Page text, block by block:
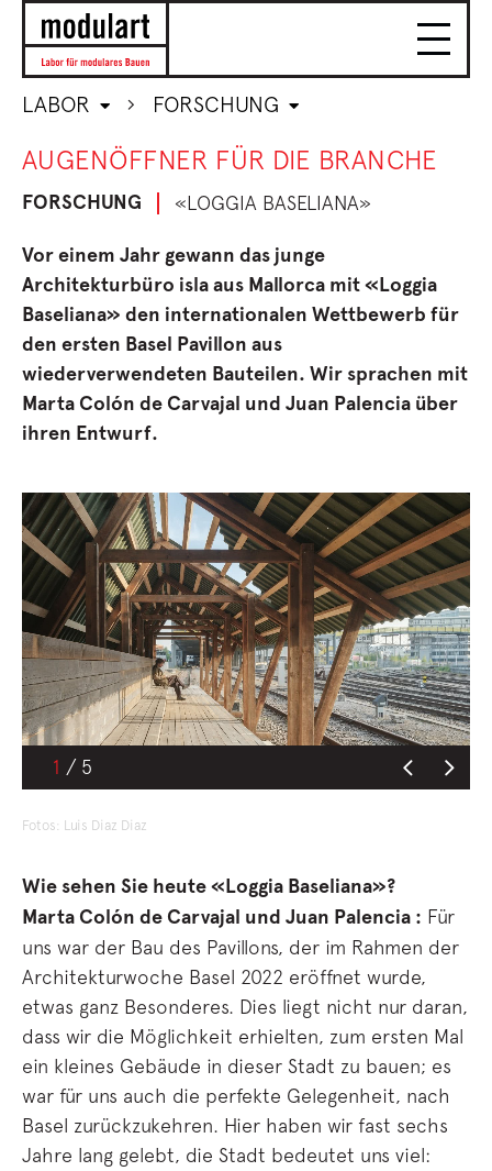
LABOR FORSCHUNG
AUGENÖFFNER FÜR DIE BRANCHE
FORSCHUNG «LOGGIA BASELIANA»
Vor einem Jahr gewann das junge
Architekturbüro isla aus Mallorca mit «Loggia
Baseliana» den internationalen Wettbewerb für
den ersten Basel Pavillon aus
wiederverwendeten Bauteilen. Wir sprachen mit
Marta Colón de Carvajal und Juan Palencia über
ihren Entwurf.
1
Fotos: Luis Diaz Diaz
Wie sehen Sie heute «Loggia Baseliana»?
Marta Colón de Carvajal und Juan Palencia : Für
uns war der Bau des Pavillons, der im Rahmen der
Architekturwoche Basel 2022 eröffnet wurde,
etwas ganz Besonderes. Dies liegt nicht nur daran,
dass wir die Möglichkeit erhielten, zum ersten Mal
ein kleines Gebäude in dieser Stadt zu bauen; es
war für uns auch die perfekte Gelegenheit, nach
Basel zurückzukehren. Hier haben wir fast sechs
Jahre lang gelebt, die Stadt bedeutet uns viel: